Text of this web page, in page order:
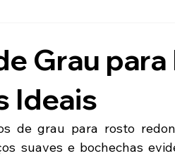
Grau
Ideais
de grau para rosto
suaves e bochechas